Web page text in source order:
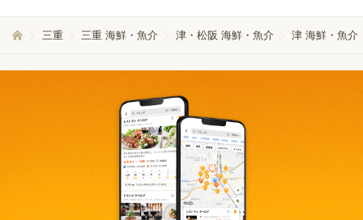
三重 三重 海鮮・魚介 津・松阪 海鮮・魚介 津 海鮮・魚介